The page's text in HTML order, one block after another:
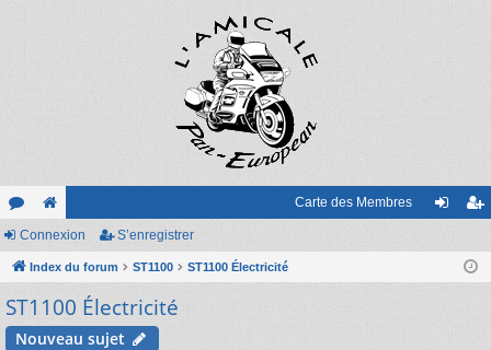
or
u
m
e
sit
e
Carte des Membres
nr
Connexion S’enregistrer
Index du forum ST1100 ST1100 Électricité
ST1100 Électricité
Nouveau sujet